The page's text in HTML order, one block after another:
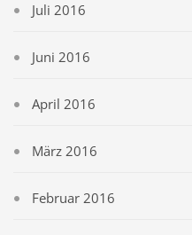
Juli 2016
Juni 2016
April 2016
März 2016
Februar 2016